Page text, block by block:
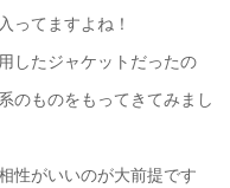
ってますよね！
したジャケットだったの
のものをもってきてみまし
性がいいのが大前提です